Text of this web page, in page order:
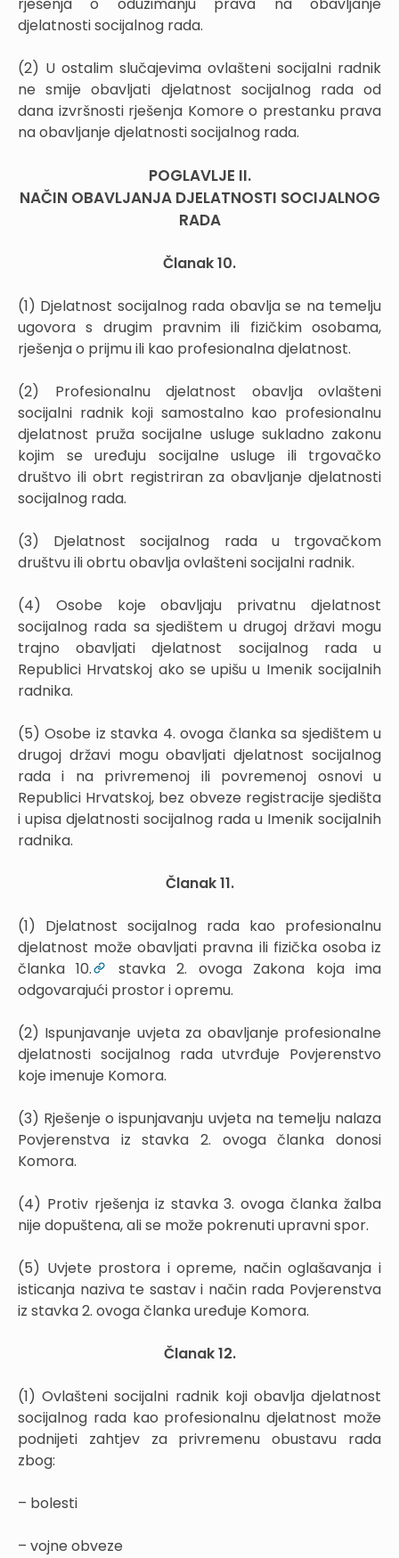
djelatnosti socijalnog rada.
(2) U ostalim slučajevima ovlašteni socijalni radnik
ne smije obavljati djelatnost socijalnog rada od
dana izvršnosti rješenja Komore o prestanku prava
na obavljanje djelatnosti socijalnog rada.
POGLAVLJE II.
NAČIN OBAVLJANJA DJELATNOSTI SOCIJALNOG
RADA
Članak 10.
(1) Djelatnost socijalnog rada obavlja se na temelju
ugovora s drugim pravnim ili fizičkim osobama,
rješenja o prijmu ili kao profesionalna djelatnost.
(2) Profesionalnu djelatnost obavlja ovlašteni
socijalni radnik koji samostalno kao profesionalnu
djelatnost pruža socijalne usluge sukladno zakonu
kojim se uređuju socijalne usluge ili trgovačko
društvo ili obrt registriran za obavljanje djelatnosti
socijalnog rada.
(3) Djelatnost socijalnog rada u trgovačkom
društvu ili obrtu obavlja ovlašteni socijalni radnik.
(4) Osobe koje obavljaju privatnu djelatnost
socijalnog rada sa sjedištem u drugoj državi mogu
trajno obavljati djelatnost socijalnog rada u
Republici Hrvatskoj ako se upišu u Imenik socijalnih
radnika.
(5) Osobe iz stavka 4. ovoga članka sa sjedištem u
drugoj državi mogu obavljati djelatnost socijalnog
rada i na privremenoj ili povremenoj osnovi u
Republici Hrvatskoj, bez obveze registracije sjedišta
i upisa djelatnosti socijalnog rada u Imenik socijalnih
radnika.
Članak 11.
(1) Djelatnost socijalnog rada kao profesionalnu
djelatnost može obavljati pravna ili fizička osoba iz
članka 10.
stavka 2. ovoga Zakona koja ima
odgovarajući prostor i opremu.
(2) Ispunjavanje uvjeta za obavljanje profesionalne
djelatnosti socijalnog rada utvrđuje Povjerenstvo
koje imenuje Komora.
(3) Rješenje o ispunjavanju uvjeta na temelju nalaza
Povjerenstva iz stavka 2. ovoga članka donosi
Komora.
(4) Protiv rješenja iz stavka 3. ovoga članka žalba
nije dopuštena, ali se može pokrenuti upravni spor.
(5) Uvjete prostora i opreme, način oglašavanja i
isticanja naziva te sastav i način rada Povjerenstva
iz stavka 2. ovoga članka uređuje Komora.
Članak 12.
(1) Ovlašteni socijalni radnik koji obavlja djelatnost
socijalnog rada kao profesionalnu djelatnost može
podnijeti zahtjev za privremenu obustavu rada
zbog:
– bolesti
– vojne obveze